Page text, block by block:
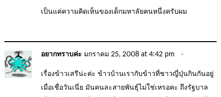
เป็นแค่ความคิดเห็นของเด็กมหาลัยคนหนึ่งครับผม
อยากทราบค่ะ มกราคม 25, 2008 at 4:42 pm
เรื่องข้าวเสรีน่ะค่ะ ข้าวบ้านเรากับข้าวที่ชาวญี่ปุ่นกินกันอยู่
เมื่อเชื่อวันเนี่ย มันคนละสายพันธุ์ไม่ใช่เหรอคะ ถึงรัฐบาล